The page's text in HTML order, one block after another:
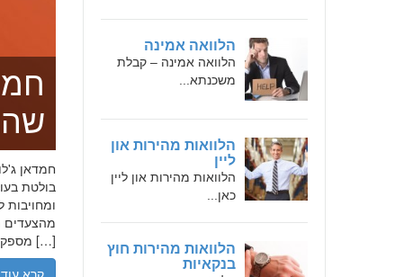
הלוואה אמינה
הלוואה אמינה – קבלת
משכנתא...
הלוואות מהירות און
ליין
הלוואות מהירות און ליין
כאן...
הלוואות מהירות חוץ
בנקאיות
בולטת
מהצעדים
מספקת […]
קרא עוד